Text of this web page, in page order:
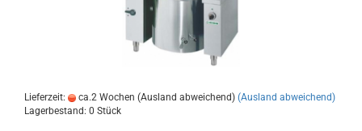
Lieferzeit: ca.2 Wochen (Ausland abweichend) (Ausland abweichend)
Lagerbestand: 0 Stück